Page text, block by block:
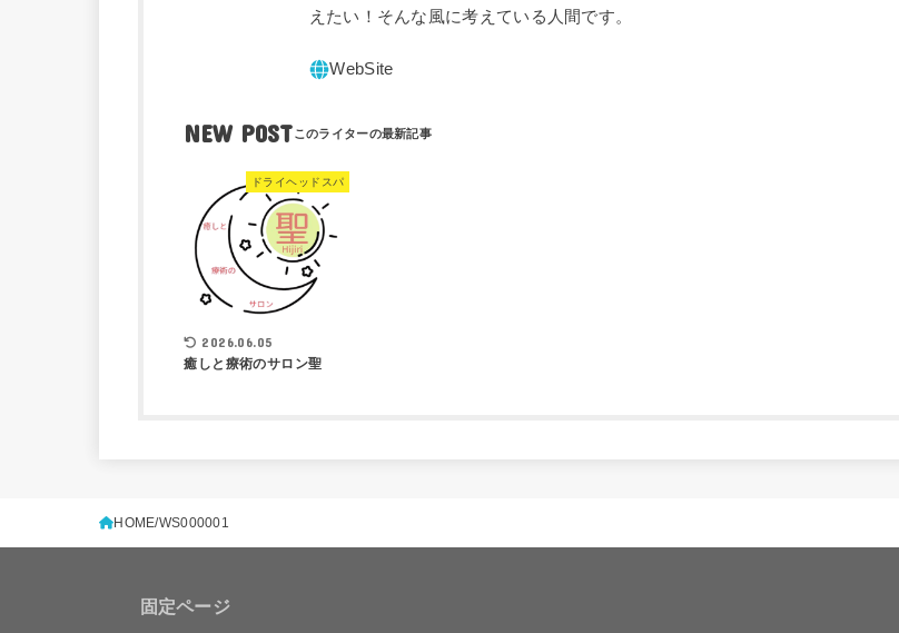
えたい！そんな風に考えている人間です。
NEW POST
ドライヘッドスパ
2026.06.05
癒しと療術のサロン聖
HOME WS000001
固定ページ